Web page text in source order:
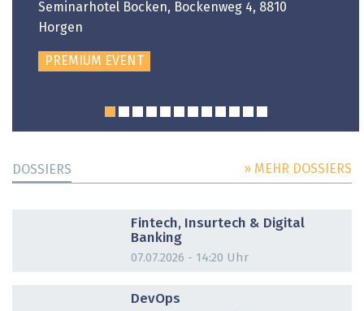
Seminarhotel Bocken, Bockenweg 4, 8810
Horgen
PREMIUM EVENT
DOSSIERS » MEHR DOSSIERS
Fintech, Insurtech & Digital
Banking
07.07.2026 - 14:20 Uhr
DevOps